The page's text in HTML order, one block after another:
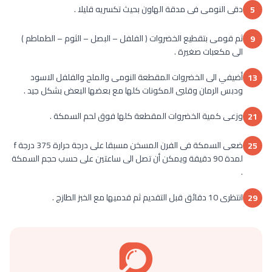
5 دقى النومى فى مدقة الهاون بحيث تكسريه قليلا .
9 ثم قومى بتقطيع الخضروات ( الفلفل – البصل – الثوم – الطماطم )
الى مكعبات صغيرة .
13 أضيفي الى الخضروات المقطعة النومى والملح والفلفل الاسود
ودبس الرمان وقلبى المكونات كلها مع بعضها البعض بشكل جيد .
21 وزعى كمية الخضروات المقطعة كلها فوق لحم السمكة .
25
ضعى السمكة فى الفرن المسخن مسبقا على درجة حرارة 375 درجة f
لمدة 90 دقيقة ويمكن أن تصل الى ساعتين على حسب حجم السمكة
.
29 انتظرى 10 دقائق قبل التقديم ثم قدميها مع الخبز الطازج .